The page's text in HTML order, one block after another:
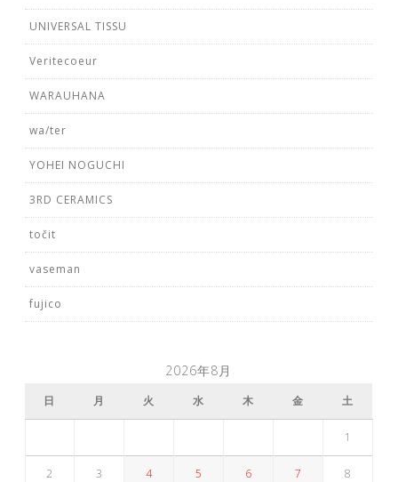
UNIVERSAL TISSU
Veritecoeur
WARAUHANA
wa/ter
YOHEI NOGUCHI
3RD CERAMICS
točit
vaseman
fujico
2026年8月
日 月 火 水 木 金 土
1
2 3 4 5 6 7 8